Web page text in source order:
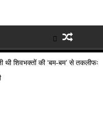
शिवभक्तों की ‘बम-बम’ से तकलीफः